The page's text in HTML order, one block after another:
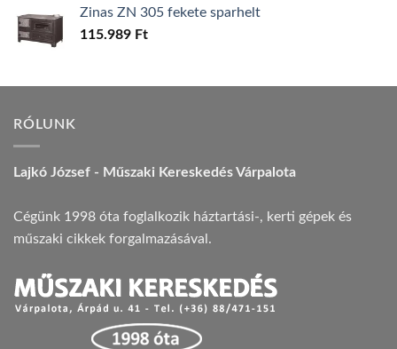
Zinas ZN 305 fekete sparhelt
115.989 Ft
RÓLUNK
Lajkó József - Műszaki Kereskedés Várpalota
Cégünk 1998 óta foglalkozik háztartási-, kerti gépek és
műszaki cikkek forgalmazásával.